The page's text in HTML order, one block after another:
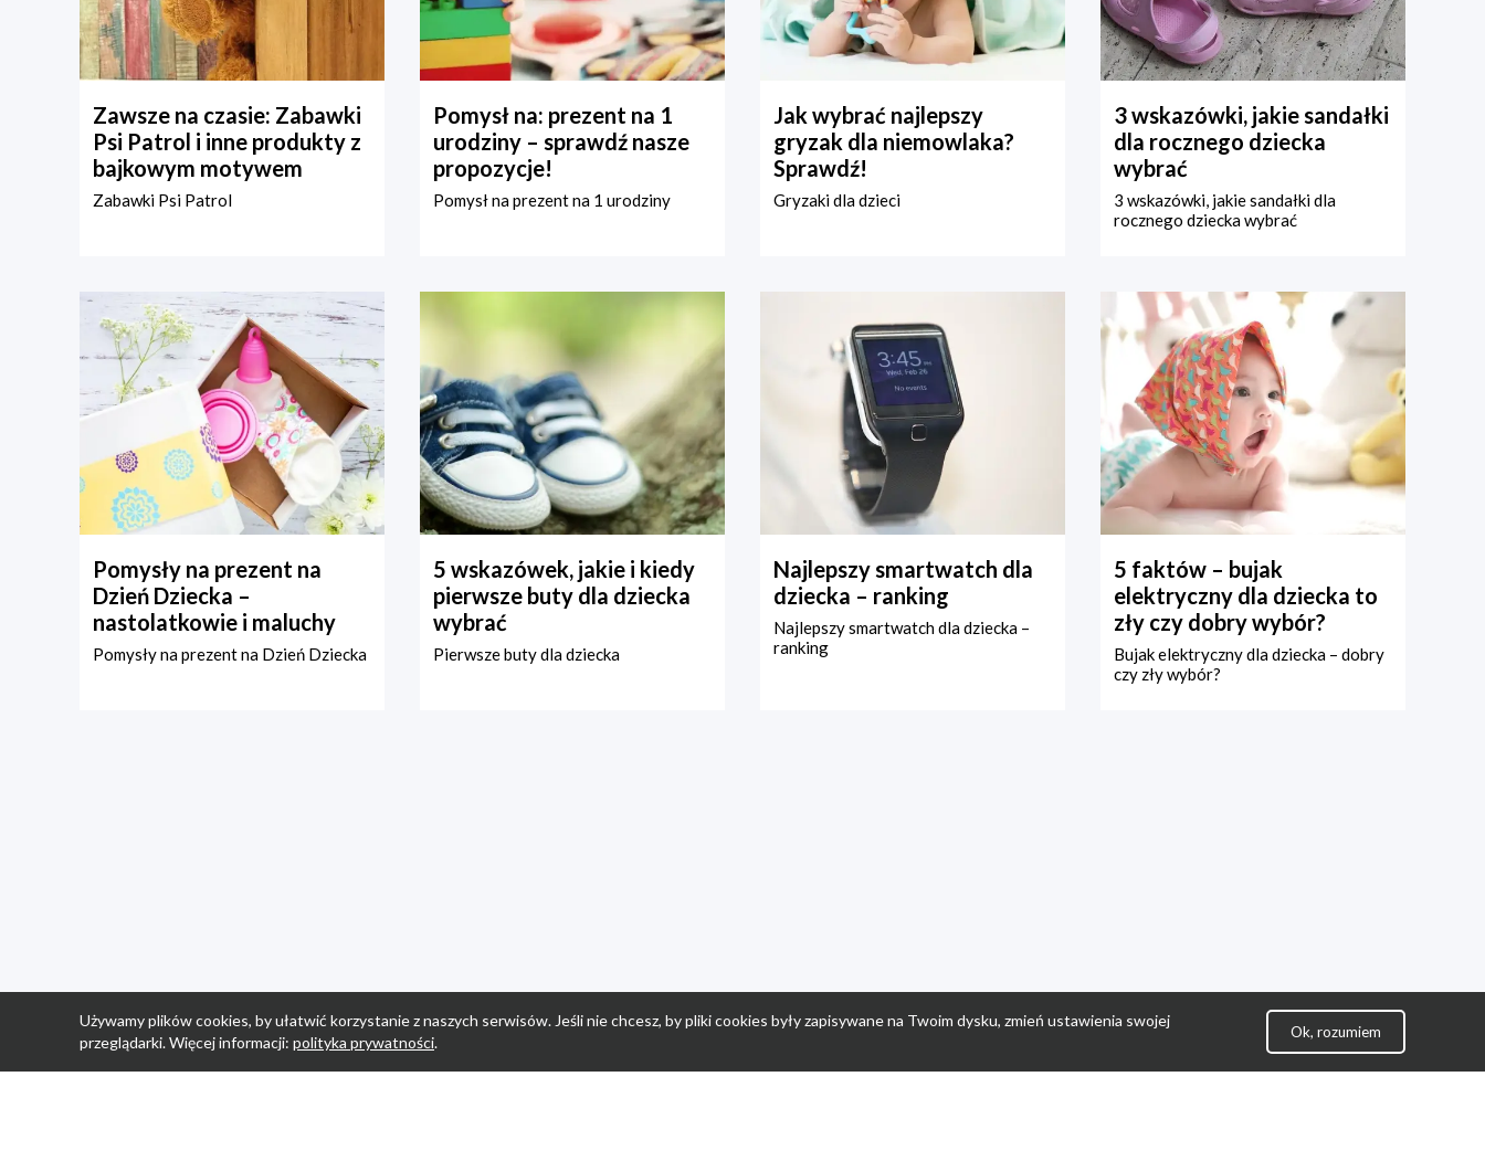
Zawsze na czasie: Zabawki
Psi Patrol i inne produkty z
bajkowym motywem
Zabawki Psi Patrol
Pomysł na: prezent na 1
urodziny – sprawdź nasze
propozycje!
Pomysł na prezent na 1 urodziny
Jak wybrać najlepszy
gryzak dla niemowlaka?
Sprawdź!
Gryzaki dla dzieci
3 wskazówki, jakie sandałki
dla rocznego dziecka
wybrać
3 wskazówki, jakie sandałki dla
rocznego dziecka wybrać
Pomysły na prezent na
Dzień Dziecka –
nastolatkowie i maluchy
Pomysły na prezent na Dzień Dziecka
5 wskazówek, jakie i kiedy
pierwsze buty dla dziecka
wybrać
Pierwsze buty dla dziecka
Najlepszy smartwatch dla
dziecka – ranking
Najlepszy smartwatch dla dziecka –
ranking
5 faktów – bujak
elektryczny dla dziecka to
zły czy dobry wybór?
Bujak elektryczny dla dziecka – dobry
czy zły wybór?
Używamy plików cookies, by ułatwić korzystanie z naszych serwisów. Jeśli nie chcesz, by pliki cookies były zapisywane na Twoim dysku, zmień ustawienia swojej
przeglądarki. Więcej informacji: polityka prywatności.
Ok, rozumiem